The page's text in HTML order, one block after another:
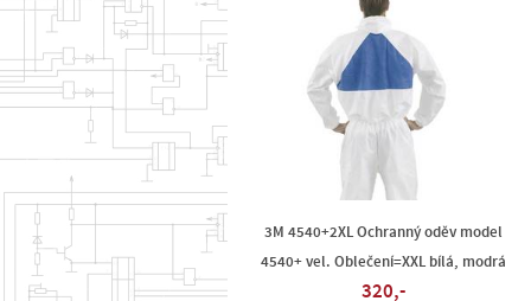
3M 4540+2XL Ochranný oděv model
4540+ vel. Oblečení=XXL bílá, modrá
320,-